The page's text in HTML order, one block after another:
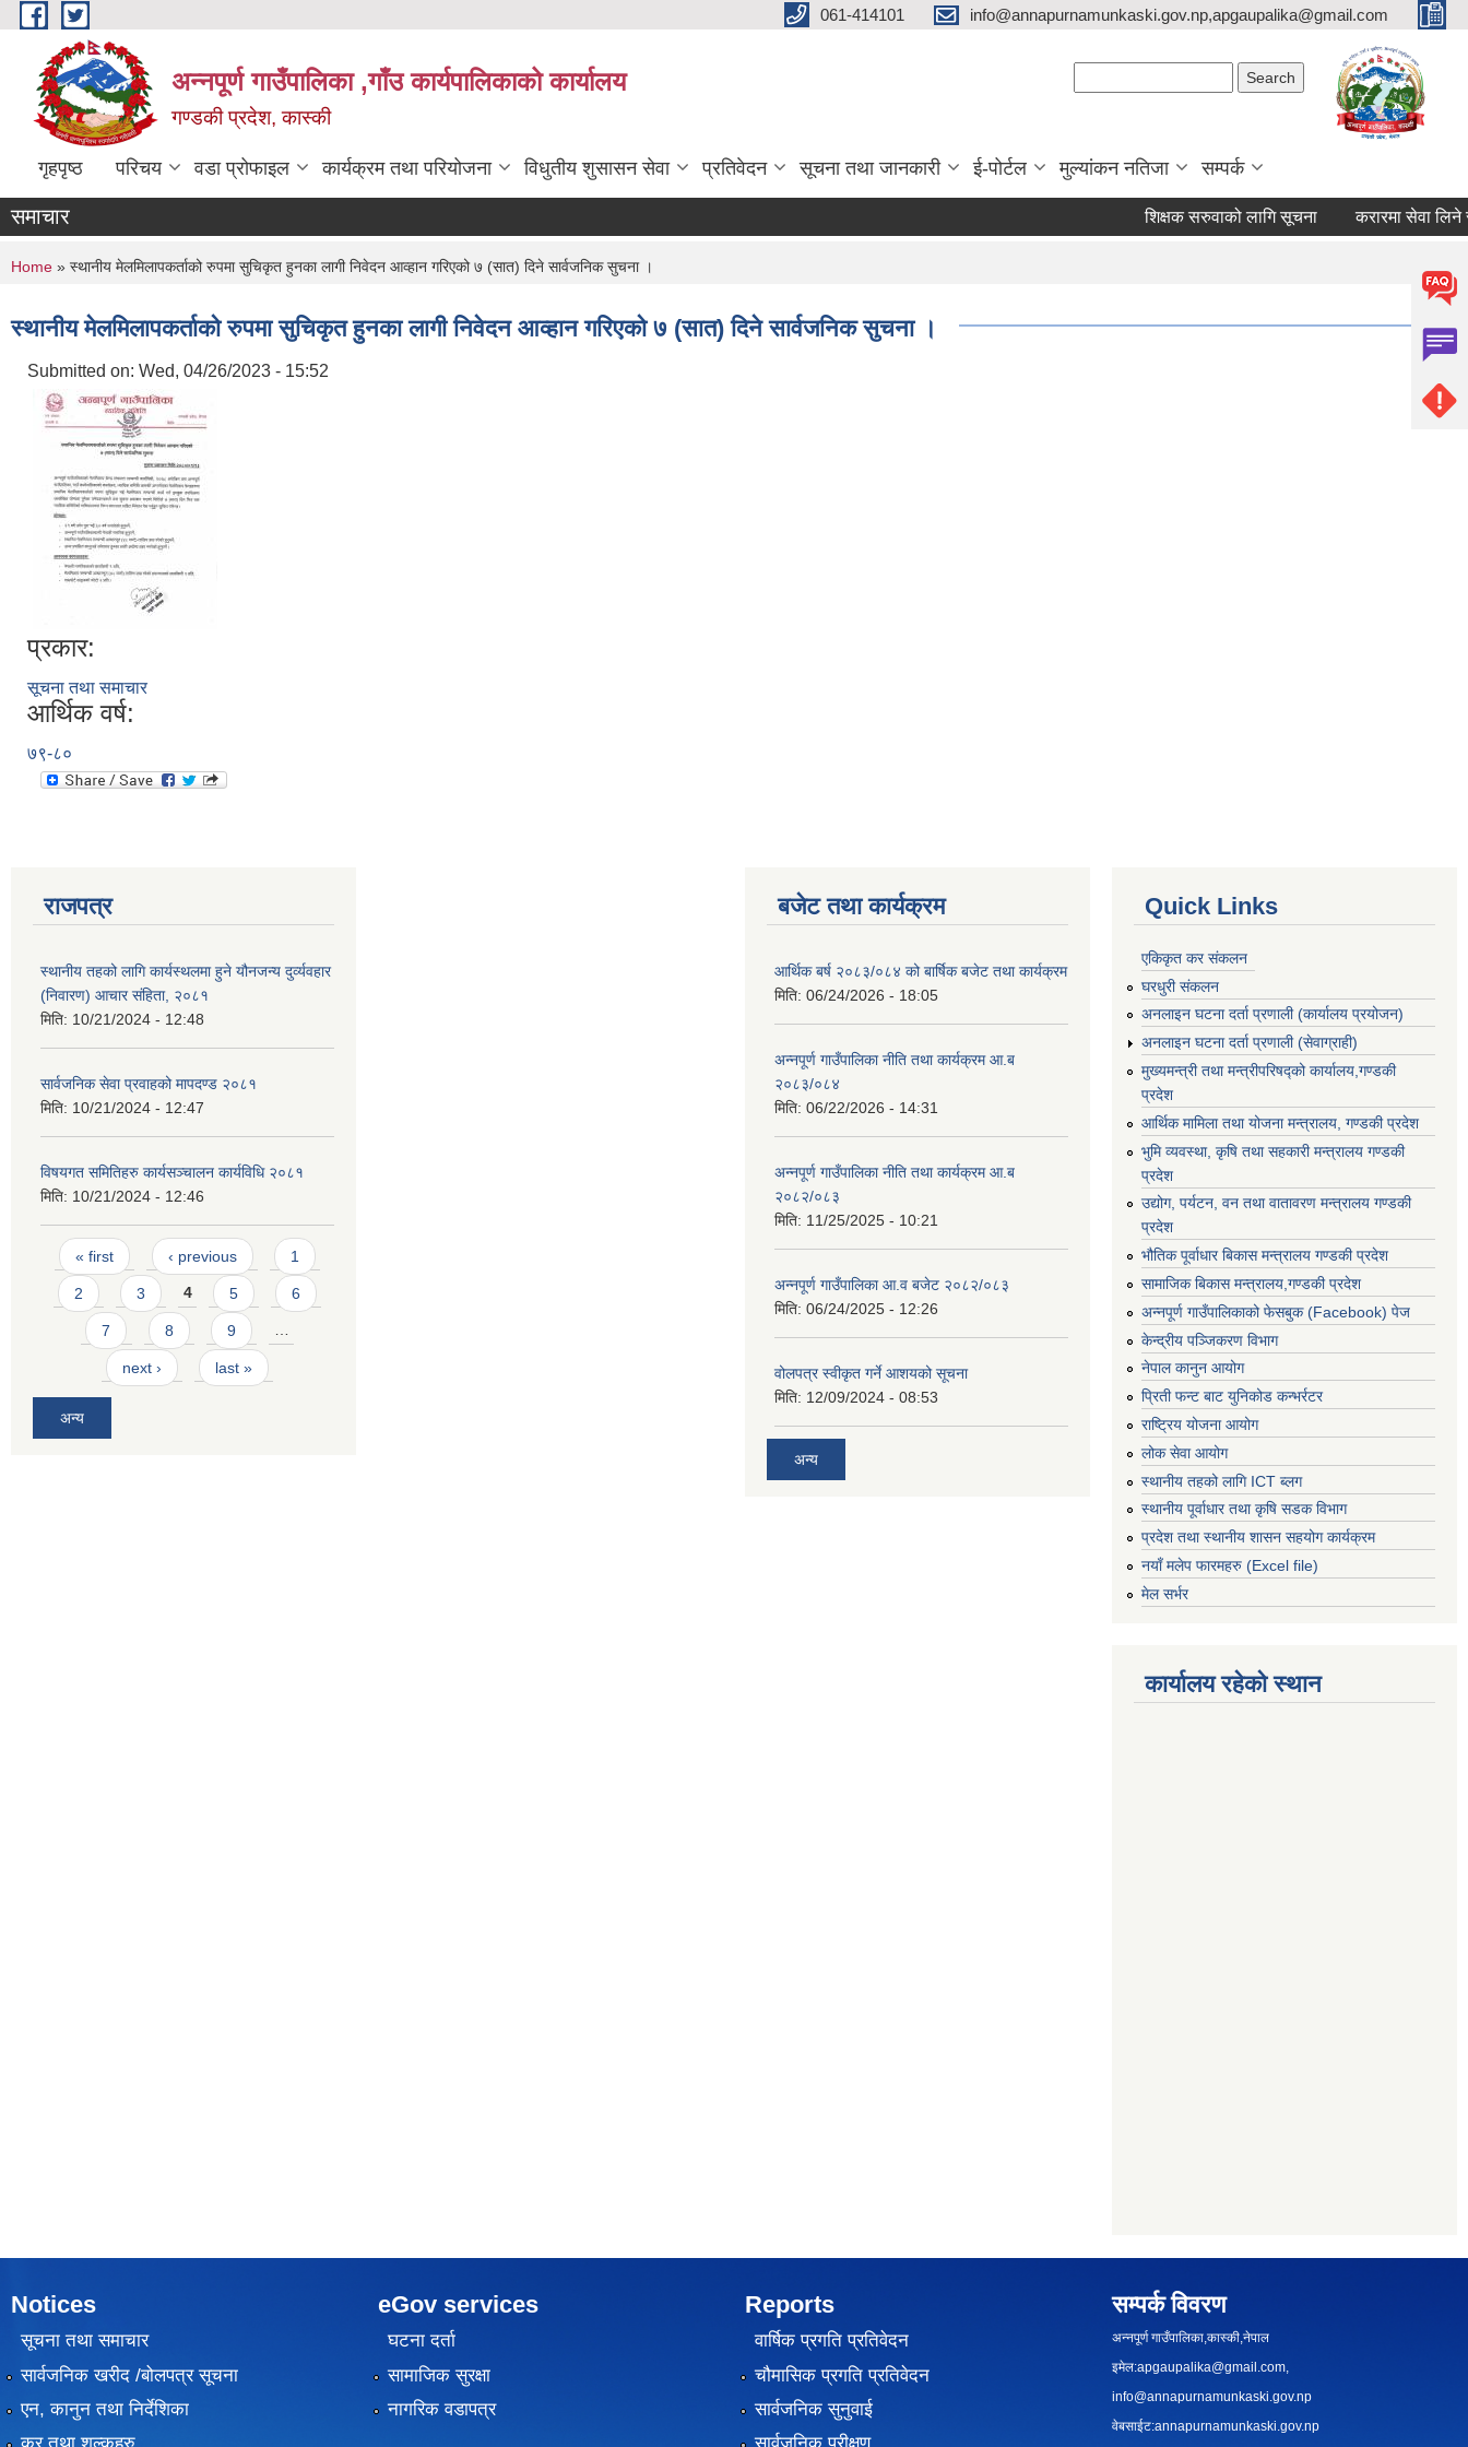
Skip to main content 061-414101 info@annapurnamunkaski.gov.np,apgaupalika@gmail.com
अन्नपूर्ण गाउँपालिका ,गाँउ कार्यपालिकाको कार्यालय
गण्डकी प्रदेश, कास्की
गृहपृष्ठ परिचय वडा प्रोफाइल कार्यक्रम तथा परियोजना विधुतीय शुसासन सेवा प्रतिवेदन सूचना तथा जानकारी ई-पोर्टल मुल्यांकन नतिजा सम्पर्क
समाचार शिक्षक सरुवाको लागि सूचना करारमा सेवा लिने
You are here
Home » स्थानीय मेलमिलापकर्ताको रुपमा सुचिकृत हुनका लागी निवेदन आव्हान गरिएको ७ (सात) दिने सार्वजनिक सुचना ।
स्थानीय मेलमिलापकर्ताको रुपमा सुचिकृत हुनका लागी निवेदन आव्हान गरिएको ७ (सात) दिने सार्वजनिक सुचना ।
Submitted on: Wed, 04/26/2023 - 15:52
प्रकार:
सूचना तथा समाचार
आर्थिक वर्ष:
७९-८०
राजपत्र
स्थानीय तहको लागि कार्यस्थलमा हुने यौनजन्य दुर्व्यवहार
(निवारण) आचार संहिता, २०८१
मिति: 10/21/2024 - 12:48
सार्वजनिक सेवा प्रवाहको मापदण्ड २०८१
मिति: 10/21/2024 - 12:47
विषयगत समितिहरु कार्यसञ्चालन कार्यविधि २०८१
मिति: 10/21/2024 - 12:46
Pages
« first ‹ previous 1
2 3 4 5 6
7 8 9 …
next › last »
अन्य
बजेट तथा कार्यक्रम
आर्थिक बर्ष २०८३/०८४ को बार्षिक बजेट तथा कार्यक्रम
मिति: 06/24/2026 - 18:05
अन्नपूर्ण गाउँपालिका नीति तथा कार्यक्रम आ.ब
२०८३/०८४
मिति: 06/22/2026 - 14:31
अन्नपूर्ण गाउँपालिका नीति तथा कार्यक्रम आ.ब
२०८२/०८३
मिति: 11/25/2025 - 10:21
अन्नपूर्ण गाउँपालिका आ.व बजेट २०८२/०८३
मिति: 06/24/2025 - 12:26
वोलपत्र स्वीकृत गर्ने आशयको सूचना
मिति: 12/09/2024 - 08:53
अन्य
Quick Links
एकिकृत कर संकलन
घरधुरी संकलन
अनलाइन घटना दर्ता प्रणाली (कार्यालय प्रयोजन)
अनलाइन घटना दर्ता प्रणाली (सेवाग्राही)
मुख्यमन्त्री तथा मन्त्रीपरिषद्को कार्यालय,गण्डकी
प्रदेश
आर्थिक मामिला तथा योजना मन्त्रालय, गण्डकी प्रदेश
भुमि व्यवस्था, कृषि तथा सहकारी मन्त्रालय गण्डकी
प्रदेश
उद्योग, पर्यटन, वन तथा वातावरण मन्त्रालय गण्डकी
प्रदेश
भौतिक पूर्वाधार बिकास मन्त्रालय गण्डकी प्रदेश
सामाजिक बिकास मन्त्रालय,गण्डकी प्रदेश
अन्नपूर्ण गाउँपालिकाको फेसबुक (Facebook) पेज
केन्द्रीय पञ्जिकरण विभाग
नेपाल कानुन आयोग
प्रिती फन्ट बाट युनिकोड कन्भर्रटर
राष्ट्रिय योजना आयोग
लोक सेवा आयोग
स्थानीय तहको लागि ICT ब्लग
स्थानीय पूर्वाधार तथा कृषि सडक विभाग
प्रदेश तथा स्थानीय शासन सहयोग कार्यक्रम
नयाँ मलेप फारमहरु (Excel file)
मेल सर्भर
कार्यालय रहेको स्थान
Notices
सूचना तथा समाचार
सार्वजनिक खरीद /बोलपत्र सूचना
एन, कानुन तथा निर्देशिका
eGov services
घटना दर्ता
सामाजिक सुरक्षा
नागरिक वडापत्र
Reports
वार्षिक प्रगति प्रतिवेदन
चौमासिक प्रगति प्रतिवेदन
सार्वजनिक सुनुवाई
सम्पर्क विवरण
अन्नपूर्ण गाउँपालिका,कास्की,नेपाल
इमेल:apgaupalika@gmail.com
info@annapurnamunkaski.gov.np
वेबसाईट:annapurnamunkaski.gov.np